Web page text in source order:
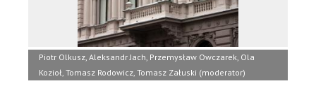
Piotr Olkusz, Aleksandr Jach, Przemysław Owczarek, Ola
Kozioł, Tomasz Rodowicz, Tomasz Załuski (moderator)